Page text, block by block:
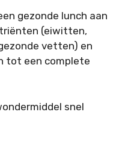
gezonde lunch aan
(eiwitten,
vetten) en
tot een complete
snel